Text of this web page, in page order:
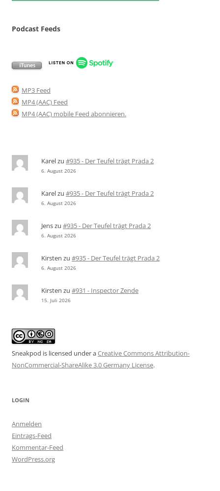
Podcast Feeds
MP3 Feed
MP4 (AAC) Feed
MP4 (AAC) mobile Feed abonnieren.
Karelzu #935 - Der Teufel trägt Prada 2
6. August 2026
Karelzu #935 - Der Teufel trägt Prada 2
6. August 2026
Jenszu #935 - Der Teufel trägt Prada 2
6. August 2026
Kirsten zu #935 - Der Teufel trägt Prada 2
6. August 2026
Kirsten zu #931 - Inspector Zende
15. Juli 2026
Sneakpod is licensed under aCreative Commons Attribution-
NonCommercial-ShareAlike 3.0 Germany License.
LOGIN
Anmelden
Eintrags-Feed
Kommentar-Feed
WordPress.org